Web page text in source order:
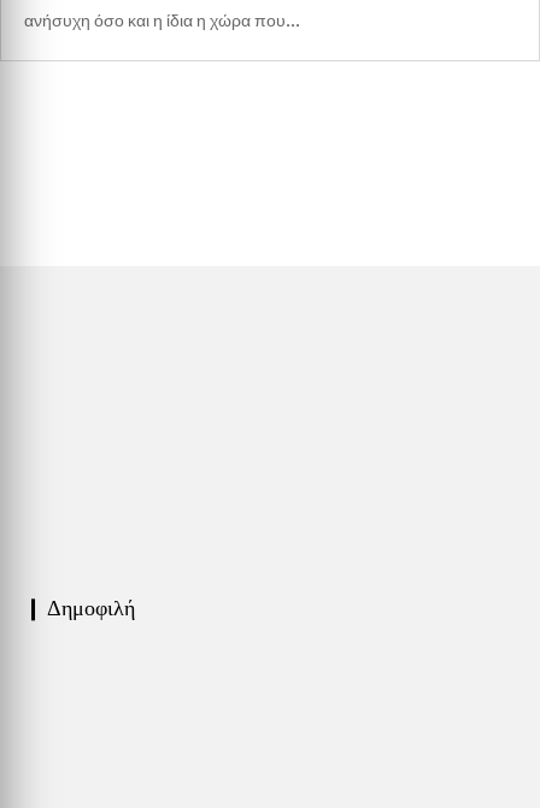
ανήσυχη όσο και η ίδια η χώρα που...
❙ Δημοφιλή